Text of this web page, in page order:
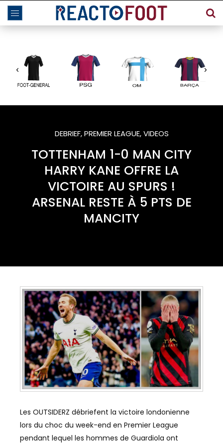
DEBRIEF,PREMIER LEAGUE,VIDEOS
TOTTENHAM 1-0 MAN CITY
HARRY KANE OFFRE LA
VICTOIRE AU SPURS !
ARSENAL RESTE À 5 PTS DE
MANCITY
Les OUTSIDERZ débriefent la victoire londonienne
lors du choc du week-end en Premier League
pendant lequel les hommes de Guardiola ont